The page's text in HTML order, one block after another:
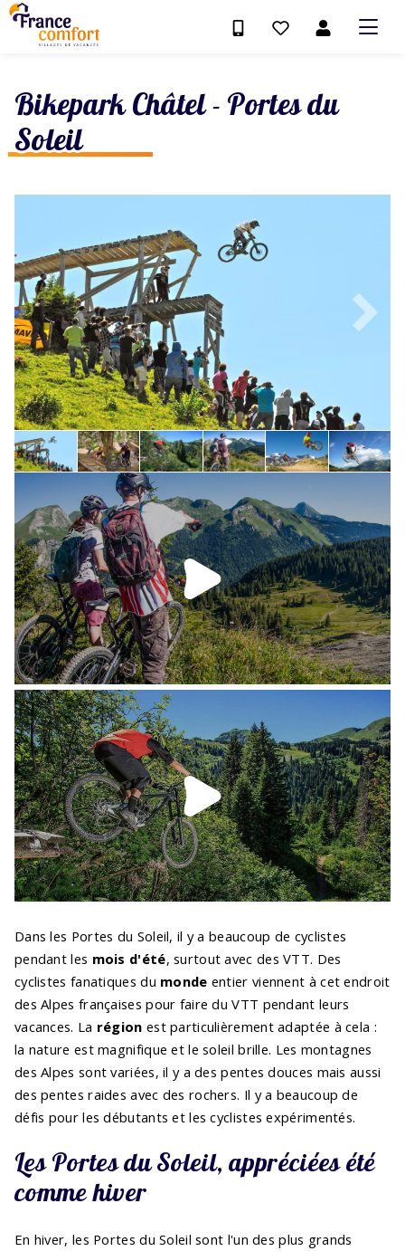
Bikepark Châtel - Portes du
Soleil
Dans les Portes du Soleil, il y a beaucoup de cyclistes
pendant les mois d'été, surtout avec des VTT. Des
cyclistes fanatiques du monde entier viennent à cet endroit
des Alpes françaises pour faire du VTT pendant leurs
vacances. La région est particulièrement adaptée à cela :
la nature est magnifique et le soleil brille. Les montagnes
des Alpes sont variées, il y a des pentes douces mais aussi
des pentes raides avec des rochers. Il y a beaucoup de
défis pour les débutants et les cyclistes expérimentés.
Les Portes du Soleil, appréciées été
comme hiver
En hiver, les Portes du Soleil sont l'un des plus grands